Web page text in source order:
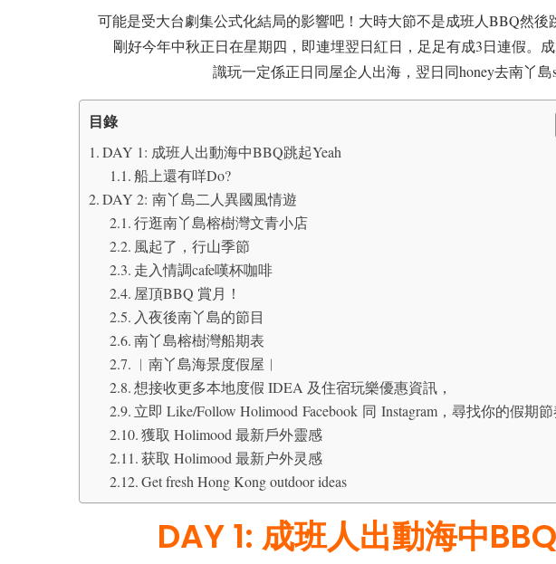
可能是受大台劇集公式化結局的影響吧！大時大節不是成班人BBQ然後
剛好今年中秋正日在星期四，即連埋翌日紅日，足足有成3日連假。
識玩一定係正日同屋企人出海，翌日同honey去南丫島
目錄
DAY 1: 成班人出動海中BBQ跳起Yeah
船上還有咩Do?
DAY 2: 南丫島二人異國風情遊
行逛南丫島榕樹灣文青小店
風起了，行山季節
走入情調cafe嘆杯咖啡
屋頂BBQ 賞月！
入夜後南丫島的節目
南丫島榕樹灣船期表
︱南丫島海景度假屋︱
想接收更多本地度假 IDEA 及住宿玩樂優惠資訊，
立即 Like/Follow Holimood Facebook 同 Instagram，尋找你的假期節
獲取 Holimood 最新戶外靈感
获取 Holimood 最新户外灵感
Get fresh Hong Kong outdoor ideas
DAY 1: 成班人出動海中